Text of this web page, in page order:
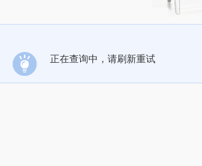
正在查询中，请刷新重试